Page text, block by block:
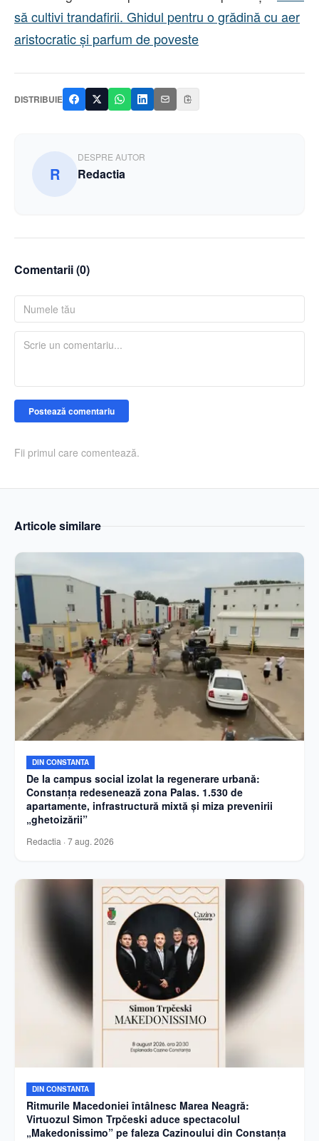
să cultivi trandafirii. Ghidul pentru o grădină cu aer
aristocratic și parfum de poveste
DISTRIBUIE
R
DESPRE AUTOR
Redactia
Comentarii (0)
Postează comentariu
Fii primul care comentează.
Articole similare
DIN CONSTANTA
De la campus social izolat la regenerare urbană:
Constanța redesenează zona Palas. 1.530 de
apartamente, infrastructură mixtă și miza prevenirii
„ghetoizării”
Redactia · 7 aug. 2026
DIN CONSTANTA
Ritmurile Macedoniei întâlnesc Marea Neagră:
Virtuozul Simon Trpčeski aduce spectacolul
„Makedonissimo” pe faleza Cazinoului din Constanța